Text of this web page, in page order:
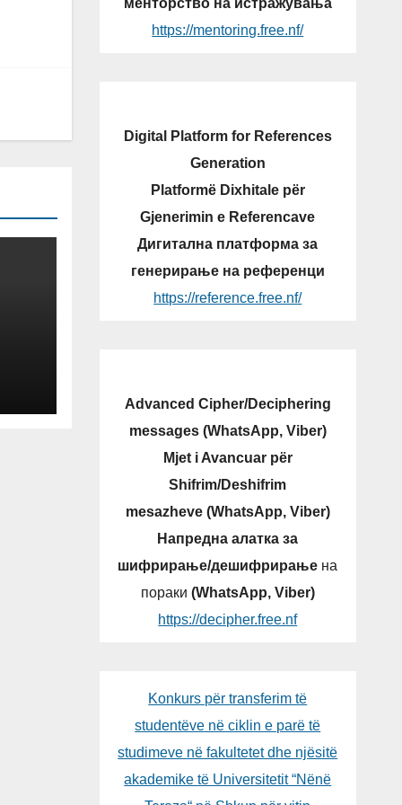
https://mentoring.free.nf/
Digital Platform for References
Generation
Platformë Dixhitale për
Gjenerimin e Referencave
Дигитална платформа за
генерирање на референци
https://reference.free.nf/
Advanced Cipher/Deciphering
messages (WhatsApp, Viber)
Mjet i Avancuar për
Shifrim/Deshifrim
mesazheve (WhatsApp, Viber)
Напредна алатка за
шифрирање/дешифрирање на
пораки (WhatsApp, Viber)
https://decipher.free.nf
Konkurs për transferim të
studentëve në ciklin e parë të
studimeve në fakultetet dhe njësitë
akademike të Universitetit “Nënë